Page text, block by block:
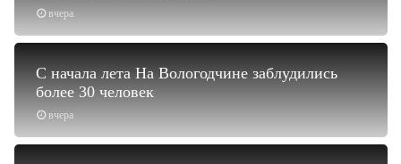
вчера
вчера
С начала лета На Вологодчине заблудились
более 30 человек